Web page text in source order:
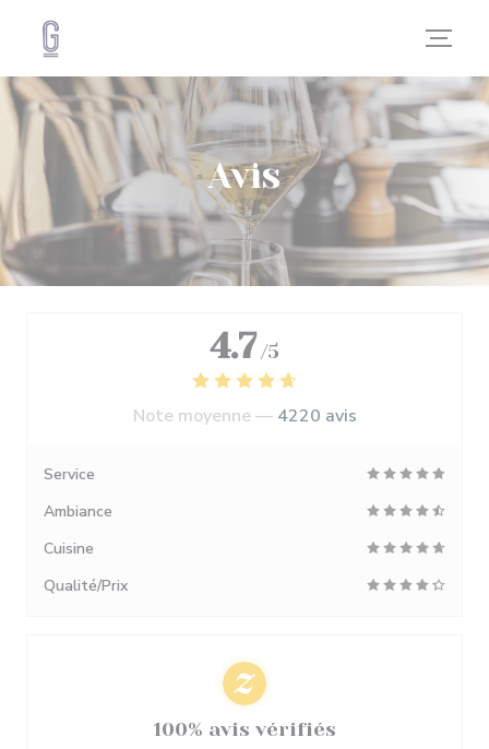
Avis
4.7 /5
Note moyenne — 4220 avis
Service
Ambiance
Cuisine
Qualité/Prix
100% avis vérifiés